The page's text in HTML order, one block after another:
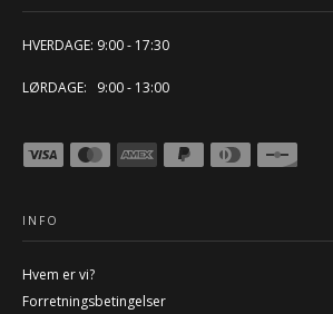
HVERDAGE: 9:00 - 17:30
LØRDAGE: 9:00 - 13:00
INFO
Hvem er vi?
Forretningsbetingelser